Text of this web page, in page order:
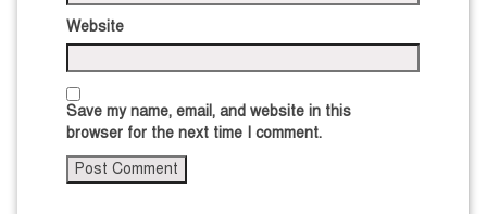
Website
Save my name, email, and website in this
browser for the next time I comment.